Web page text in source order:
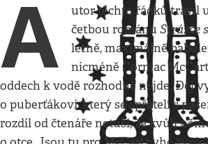
A
utor těchto řádků trávil
četbou románuStrážce
letně, maximálně
nicméně Cormac
oddech k vodě rozhodně nejde. Děj
o puberťákovi, který se spřátelí s
rozdíl od čtenáře netuší, že kvůli